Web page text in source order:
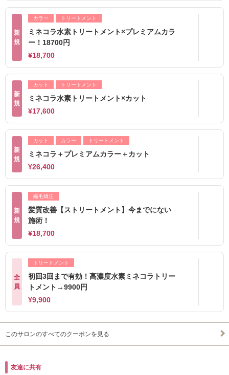
新
規
カラー トリートメント
ミネコラ水素トリートメント×プレミアムカラ
ー！18700円
¥18,700
新
規
カット トリートメント
ミネコラ水素トリートメント×カット
¥17,600
新
規
カット カラー トリートメント
ミネコラ＋プレミアムカラー＋カット
¥26,400
新
規
縮毛矯正
髪質改善【ストリートメント】今までにない
施術！
¥18,700
全
員
トリートメント
初回3回まで有効！高濃度水素ミネコラトリー
トメント→9900円
¥9,900
このサロンのすべてのクーポンを見る
友達に共有